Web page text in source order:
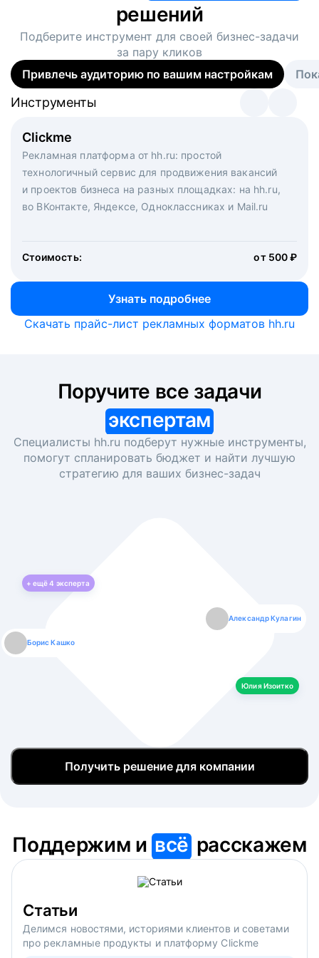
решений
Подберите инструмент для своей бизнес-задачи
за пару кликов
Привлечь аудиторию по вашим настройкам
Clickme
Рекламная платформа от hh.ru: простой
технологичный сервис для продвижения вакансий
и проектов бизнеса на разных площадках: на hh.ru,
во ВКонтакте, Яндексе, Одноклассниках и Mail.ru
Стоимость: от 500 ₽
Узнать подробнее
Инструменты
Вакансия дня
Рекламный формат для вакансий на главной странице
hh.ru. Увеличивает количество откликов
Инструменты
Массовый подбор под ключ. Решите, сколько
кандидатов и когда вам нужно, и за дело возьмутся
маркетологи, рекрутеры и проектные менеджеры
hh.ru с целым набором digital-инструментов
Инструменты
Скачать прайс-лист рекламных форматов hh.ru
экспертам
Специалисты hh.ru подберут нужные инструменты,
помогут спланировать бюджет и найти лучшую
стратегию для ваших бизнес-задач
+ ещё4 эксперта
Борис Кашко
Александр Кулагин
Юлия Изоитко
Юлия Изоитко
Даниил Макаров
Александр Кулагин
Екатерина Лазаренко
Даниил Макаров
Борис Кашко
Екатерина Лазаренко
Юлия Изоитко
Получить решение для компании
Поддержим ивсё расскажем
Статьи
Делимся новостями, историями клиентов и советами
про рекламные продукты и платформу Clickme